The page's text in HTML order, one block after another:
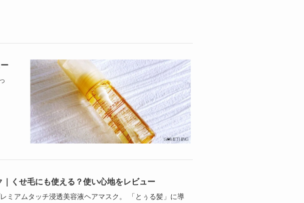
｜くせ毛にも使える？使い心地をレビュー
ミアムタッチ浸透美容液ヘアマスク。 「とぅる髪」に導